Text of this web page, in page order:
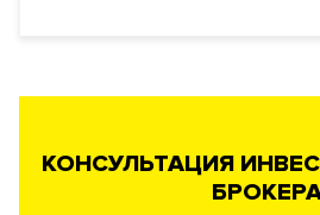
КОНСУЛЬТАЦИЯ